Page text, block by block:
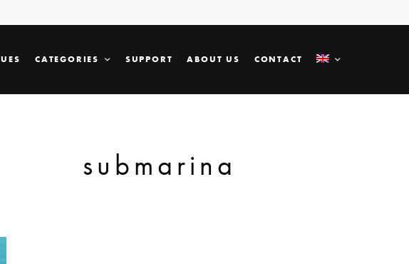
CATEGORIES SUPPORT ABOUT US CONTACT
submarina